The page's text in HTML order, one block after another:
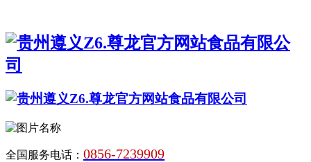
全国服务电话： 0856-7239909